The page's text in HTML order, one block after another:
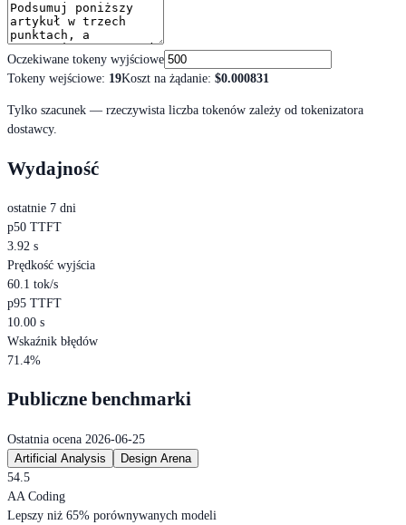
Oczekiwane tokeny wyjściowe
Tokeny wejściowe: 19Koszt na żądanie: $0.000831
Tylko szacunek — rzeczywista liczba tokenów zależy od tokenizatora
dostawcy.
Wydajność
ostatnie 7 dni
p50 TTFT
3.92 s
Prędkość wyjścia
60.1 tok/s
p95 TTFT
10.00 s
Wskaźnik błędów
71.4%
Publiczne benchmarki
Ostatnia ocena 2026-06-25
Artificial Analysis
Design Arena
54.5
AA Coding
Lepszy niż 65% porównywanych modeli